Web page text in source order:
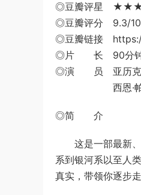
◎豆瓣评星
◎豆瓣评分 9.3/
◎豆瓣链接
◎片 长 90分
◎演 员 亚历克·
西恩·帕特
◎简 介
这是一部最新、
系到银河系以至人
真实，带领你逐步